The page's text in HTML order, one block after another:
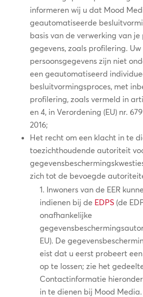
informeren wij u dat Mood
geautomatiseerde
basis van de verwerking van je
gegevens, zoals profilering. Uw
persoonsgegevens zijn niet
een geautomatiseerd
besluitvormingsproces, met
profilering, zoals vermeld in
en 4, in Verordening (EU) nr.
2016;
Het recht om een klacht in te
toezichthoudende autoriteit
zich tot de bevoegde
Inwoners van de EER
indienen bij de EDPS(de
onafhankelijke
EU). De
eist dat u eerst probeert
op te lossen; zie het
Contactinformatie
in te dienen bij Mood Media.